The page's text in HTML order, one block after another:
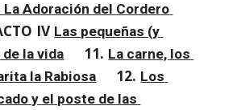
Adoración del Cordero
IV Las pequeñas (y
la vida
11. La carne, los
la Rabiosa
12. Los
y el poste de las